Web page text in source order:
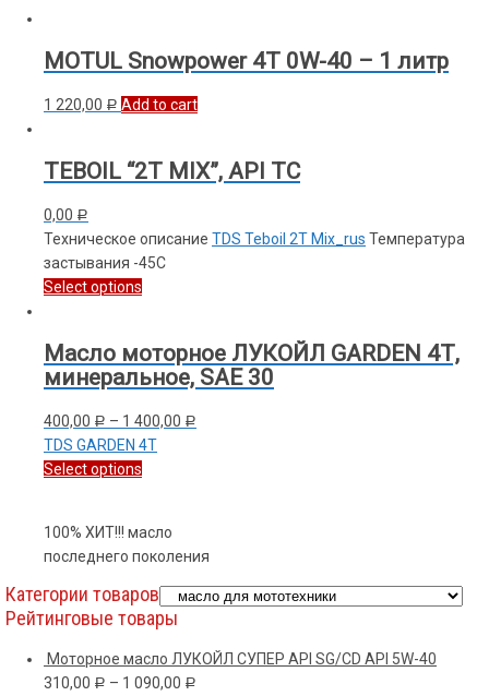
MOTUL Snowpower 4T 0W-40 – 1 литр
1 220,00 Р Add to cart
TEBOIL “2T MIX”, API TC
0,00 Р
Техническое описание TDS Teboil 2T Mix_rus Температура
застывания -45С
Select options
Масло моторное ЛУКОЙЛ GARDEN 4Т,
минеральное, SAE 30
400,00 Р – 1 400,00 Р
TDS GARDEN 4T
Select options
100% ХИТ!!! масло
последнего поколения
Категории товаров
Рейтинговые товары
Моторное масло ЛУКОЙЛ СУПЕР API SG/CD API 5W-40
310,00 Р – 1 090,00 Р